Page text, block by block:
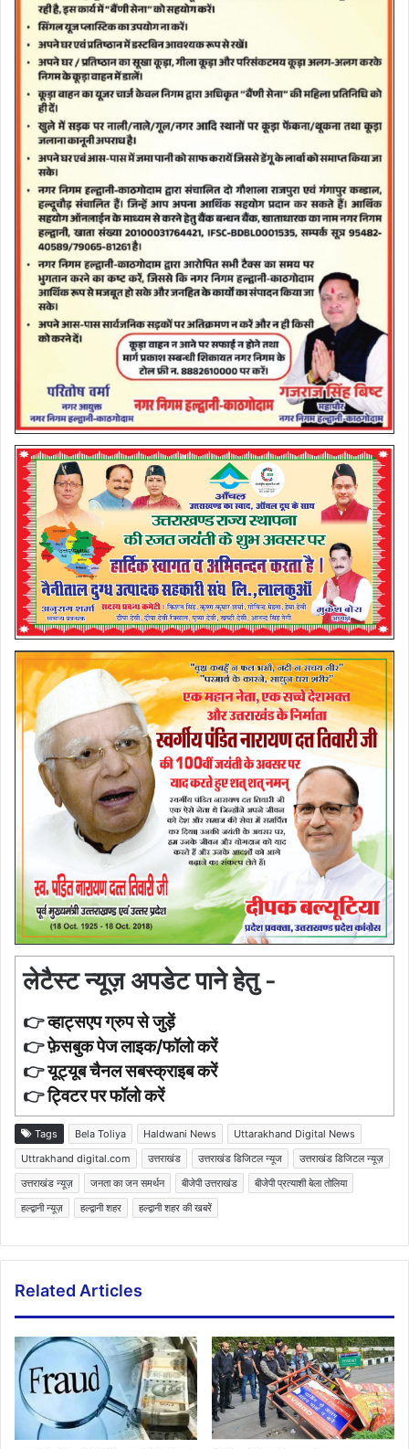
लेटैस्ट न्यूज़ अपडेट पाने हेतु -
👉व्हाट्सएप ग्रुप से जुड़ें
👉फ़ेसबुक पेज लाइक/फॉलो करें
👉यूट्यूब चैनल सबस्क्राइब करें
👉ट्विटर पर फॉलो करें
Tags Bela Toliya Haldwani News
Uttarakhand Digital News
Uttrakhand digital.com
उत्तराखंड उत्तराखंड डिजिटल न्यूज
उत्तराखंड डिजिटल न्यूज़
उत्तराखंड न्यूज़
जनता का जन समर्थन बीजेपी उत्तराखंड
बीजेपी प्रत्याशी बेला तोलिया
हल्द्वानी न्यूज़
हल्द्वानी शहर हल्द्वानी शहर की खबरें
Related Articles